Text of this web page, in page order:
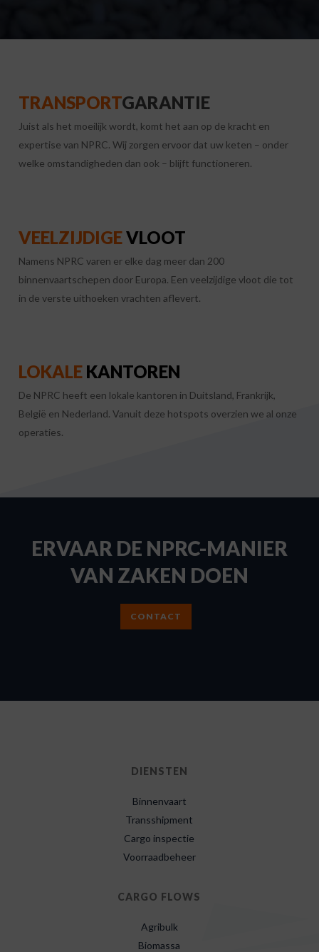
TRANSPORTGARANTIE
Juist als het moeilijk wordt, komt het aan op de kracht en
expertise van NPRC. Wij zorgen ervoor dat uw keten – onder
welke omstandigheden dan ook – blijft functioneren.
VEELZIJDIGEVLOOT
Namens NPRC varen er elke dag meer dan 200
binnenvaartschepen door Europa. Een veelzijdige vloot die tot
in de verste uithoeken vrachten aflevert.
LOKALE KANTOREN
De NPRC heeft een lokale kantoren in Duitsland, Frankrijk,
België en Nederland. Vanuit deze hotspots overzien we al onze
operaties.
ERVAAR DE NPRC-MANIER
VAN ZAKEN DOEN
CONTACT
DIENSTEN
Binnenvaart
Transshipment
Cargo inspectie
Voorraadbeheer
CARGO FLOWS
Agribulk
Biomassa